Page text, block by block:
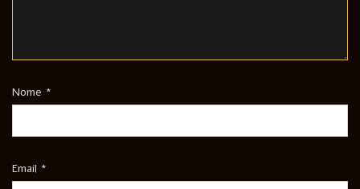
Nome *
Email *